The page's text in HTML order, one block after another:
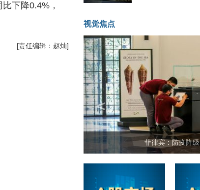
下降0.4%，
[责任编辑：赵灿]
视觉焦点
菲律宾：防疫降级
<